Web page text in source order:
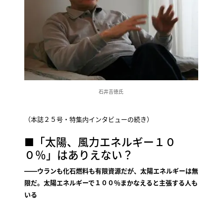
石井吉徳氏
（本誌２５号・特集内インタビューの続き）
■「太陽、風力エネルギー１０
０％」はありえない？
――ウランも化石燃料も有限資源だが、太陽エネルギーは無
限だ。太陽エネルギーで１００％まかなえると主張する人も
いる